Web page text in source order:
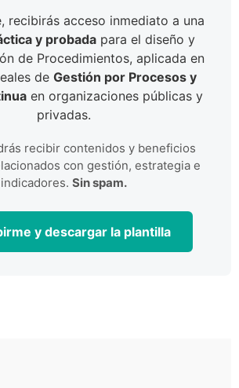
recibirás acceso inmediato a una
y probadapara el diseño y
de Procedimientos, aplicada en
de Gestión por Procesos y
en organizaciones públicas y
privadas.
recibir contenidos y beneficios
con gestión, estrategia e
indicadores. Sin spam.
y descargar la plantilla